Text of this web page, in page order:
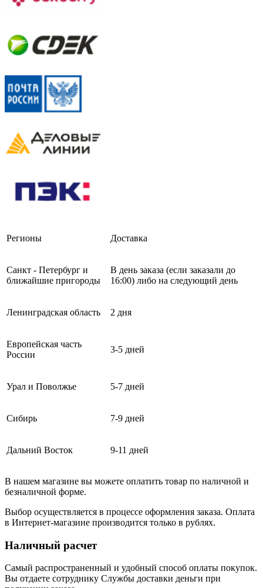
Регионы Доставка
Санкт - Петербург и
ближайшие пригороды
В день заказа (если заказали до
16:00) либо на следующий день
Ленинградская область 2 дня
Европейская часть
России
3-5 дней
Урал и Поволжье 5-7 дней
Сибирь 7-9 дней
Дальний Восток 9-11 дней
В нашем магазине вы можете оплатить товар по наличной и
безналичной форме.
Выбор осуществляется в процессе оформления заказа. Оплата
в Интернет-магазине производится только в рублях.
Наличный расчет
Самый распространенный и удобный способ оплаты покупок.
Вы отдаете сотруднику Службы доставки деньги при